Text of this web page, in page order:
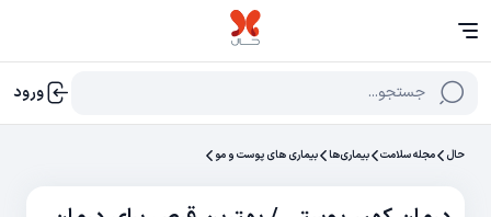
جستجو... ورود
حال مجله سلامت بیماری‌ها بیماری های پوست و مو